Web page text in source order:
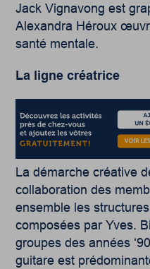
Jack Vignavong est
Alexandra Héroux
santé mentale.
La ligne créatrice
La démarche créative
collaboration des
ensemble les
composées par Yves.
groupes des années
guitare est